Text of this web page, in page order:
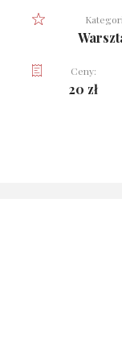
Ceny:
20 zł